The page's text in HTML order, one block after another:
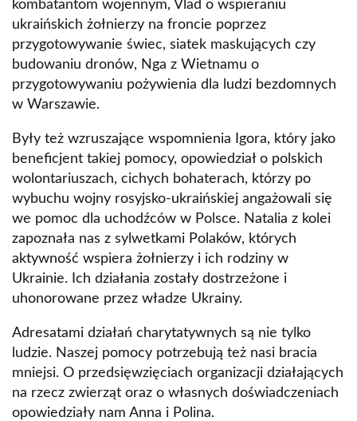
kombatantom wojennym, Vlad o wspieraniu
ukraińskich żołnierzy na froncie poprzez
przygotowywanie świec, siatek maskujących czy
budowaniu dronów, Nga z Wietnamu o
przygotowywaniu pożywienia dla ludzi bezdomnych
w Warszawie.
Były też wzruszające wspomnienia Igora, który jako
beneficjent takiej pomocy, opowiedział o polskich
wolontariuszach, cichych bohaterach, którzy po
wybuchu wojny rosyjsko-ukraińskiej angażowali się
we pomoc dla uchodźców w Polsce. Natalia z kolei
zapoznała nas z sylwetkami Polaków, których
aktywność wspiera żołnierzy i ich rodziny w
Ukrainie. Ich działania zostały dostrzeżone i
uhonorowane przez władze Ukrainy.
Adresatami działań charytatywnych są nie tylko
ludzie. Naszej pomocy potrzebują też nasi bracia
mniejsi. O przedsięwzięciach organizacji działających
na rzecz zwierząt oraz o własnych doświadczeniach
opowiedziały nam Anna i Polina.